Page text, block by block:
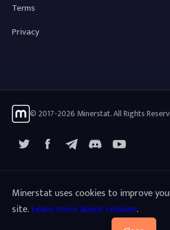
Terms
Privacy
© 2017-2026 Minerstat. All Rights
FacebookTelegramYouTube
Minerstat uses cookies to improve
site.Learn more about cookies.